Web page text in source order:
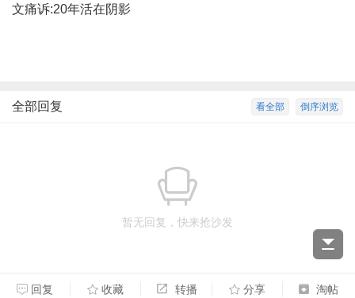
文痛诉:20年活在阴影
倒序浏览
看全部
全部回复
暂无回复，快来抢沙发
回复 收藏 转播 分享 淘帖